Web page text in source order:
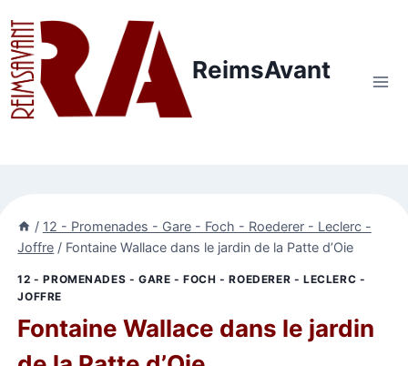
au
contenu
ReimsAvant
/ 12 - Promenades - Gare - Foch - Roederer - Leclerc -
Joffre / Fontaine Wallace dans le jardin de la Patte d’Oie
12 - PROMENADES - GARE - FOCH - ROEDERER - LECLERC -
JOFFRE
Fontaine Wallace dans le jardin